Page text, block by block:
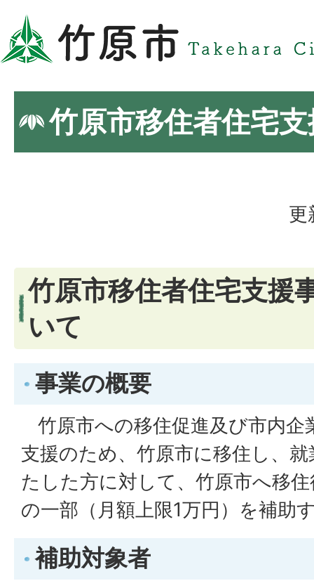
竹原市移住者住宅
更
竹原市移住者住宅支援
いて
事業の概要
竹原市への移住促進及び市内企
支援のため、竹原市に移住し、
たした方に対して、竹原市へ移
の一部（月額上限1万円）を補助
補助対象者